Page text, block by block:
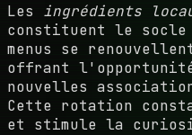
Les ingrédients
constituent le
menus se
offrant
nouvelles
Cette rotation
et stimule la